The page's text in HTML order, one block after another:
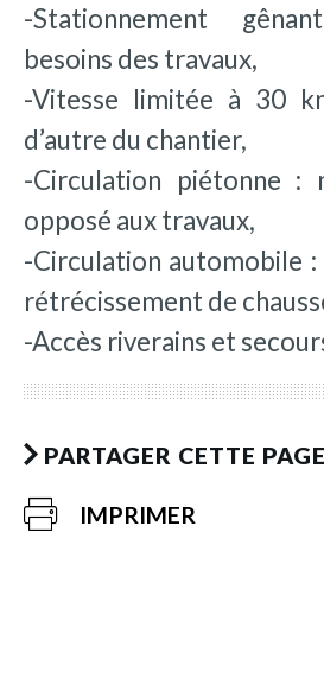
-Stationnement
besoins des travaux,
-Vitesse limitée à 30
d’autre du chantier,
-Circulation piétonne :
opposé aux travaux,
-Circulation automobile :
rétrécissement de
-Accès riverains et
PARTAGER CETTE
IMPRIMER